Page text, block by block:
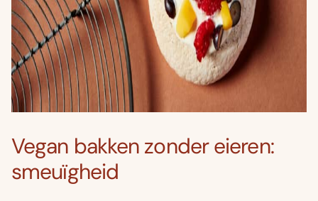
Vegan bakken zonder eieren:
smeuïgheid